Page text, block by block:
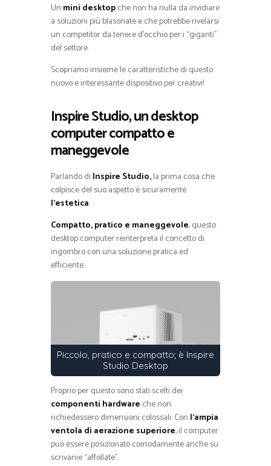
Un mini desktopche non ha nulla da invidiare
a soluzioni più blasonate e che potrebbe rivelarsi
un competitor da tenere d’occhio per i “giganti”
del settore.
Scopriamo insieme le caratteristiche di questo
nuovo e interessante dispositivo per creativi!
Inspire Studio, un desktop
computer compatto e
maneggevole
Parlando di Inspire Studio,la prima cosa che
colpisce del suo aspetto è sicuramente
l’estetica.
Compatto, pratico e maneggevole, questo
desktop computer reinterpreta il concetto di
ingombro con una soluzione pratica ed
efficiente.
Piccolo, pratico e compatto; è Inspire
Studio Desktop
Proprio per questo sono stati scelti dei
componenti hardware che non
richiedessero dimensioni colossali. Con l’ampia
ventola di aerazione superiore, il computer
può essere posizionato comodamente anche su
scrivanie “affollate”.